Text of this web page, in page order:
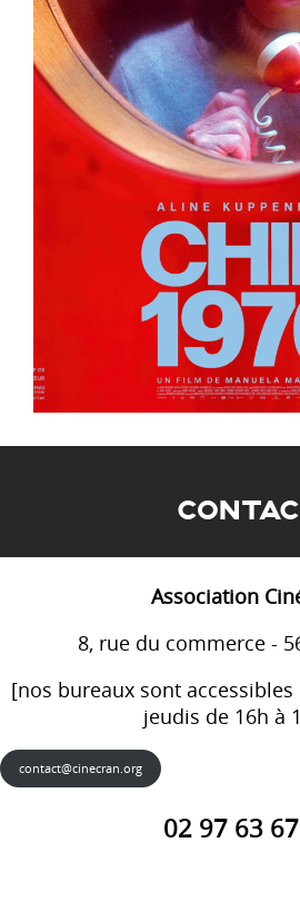
Association
8, rue du commerce -
[nos bureaux sont
jeudis de 16h à
contact@cinecran.org
02 97 63